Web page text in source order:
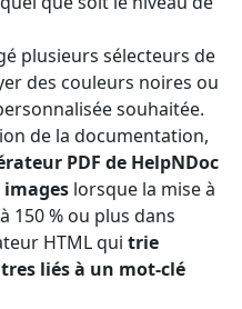
plusieurs sélecteurs de
des couleurs noires ou
souhaitée.
de la documentation,
PDF de HelpNDoc
lorsque la mise à
150 % ou plus dans
HTML qui trie
liés à un mot-clé